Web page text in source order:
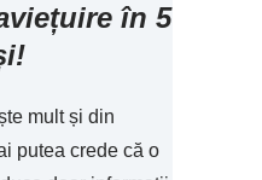
în 5
mult și din
putea crede că o